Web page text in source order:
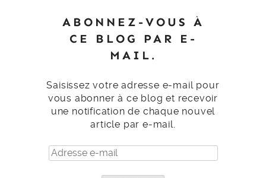
ABONNEZ-VOUS À
CE BLOG PAR E-
MAIL.
Saisissez votre adresse e-mail pour
vous abonner à ce blog et recevoir
une notification de chaque nouvel
article par e-mail.
Adresse
e-